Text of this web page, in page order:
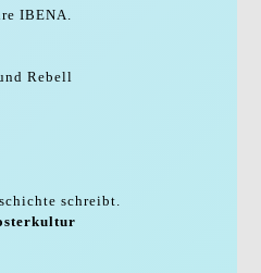
IBENA.
Rebell
schreibt.